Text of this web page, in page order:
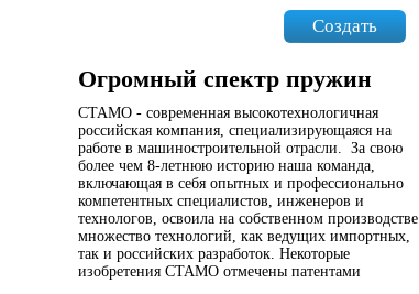
Создать
Огромный спектр пружин
СТАМО - современная высокотехнологичная
российская компания, специализирующаяся на
работе в машиностроительной отрасли. За свою
более чем 8-летнюю историю наша команда,
включающая в себя опытных и профессионально
компетентных специалистов, инженеров и
технологов, освоила на собственном производстве
множество технологий, как ведущих импортных,
так и российских разработок. Некоторые
изобретения СТАМО отмечены патентами